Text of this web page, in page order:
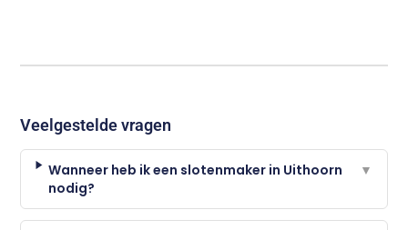
Veelgestelde vragen
Wanneer heb ik een slotenmaker in Uithoorn
nodig?
▼